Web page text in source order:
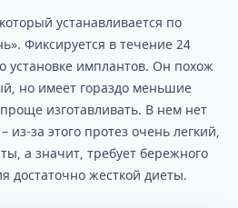
устанавливается по
Фиксируется в течение 24
установке имплантов. Он похож
но имеет гораздо меньшие
изготавливать. В нем нет
из-за этого протез очень легкий,
а значит, требует бережного
достаточно жесткой диеты.